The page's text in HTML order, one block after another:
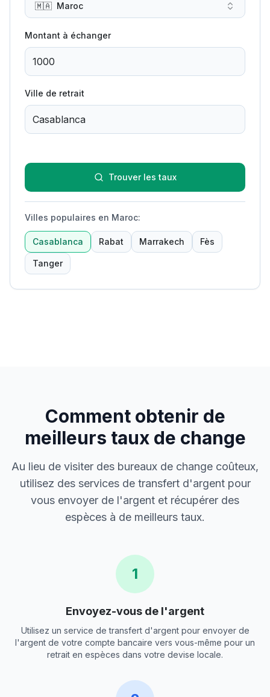
🇲🇦 Maroc
Montant à échanger
Ville de retrait
Trouver les taux
Villes populaires en Maroc:
Casablanca Rabat Marrakech Fès
Tanger
Comment obtenir de
meilleurs taux de change
Au lieu de visiter des bureaux de change coûteux,
utilisez des services de transfert d'argent pour
vous envoyer de l'argent et récupérer des
espèces à de meilleurs taux.
1
Envoyez-vous de l'argent
Utilisez un service de transfert d'argent pour envoyer de
l'argent de votre compte bancaire vers vous-même pour un
retrait en espèces dans votre devise locale.